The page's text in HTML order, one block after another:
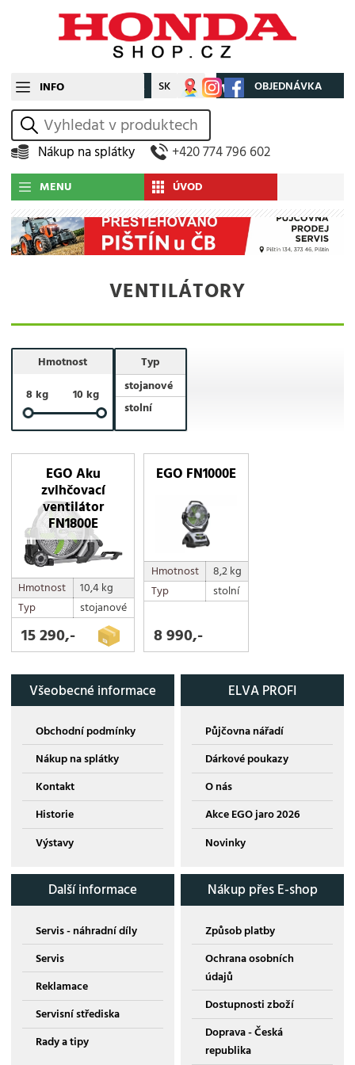
INFO CZ SK Můj účet OBJEDNÁVKA
vyhledat
Nákup na splátky +420 774 796 602
MENU ÚVOD
VENTILÁTORY
Hmotnost
8 kg
10 kg
Typ
stojanové
stolní
EGO Aku
zvlhčovací
ventilátor
FN1800E
Hmotnost
10,4 kg
Typ
stojanové
15 290,-
EGO FN1000E
Hmotnost
8,2 kg
Typ
stolní
8 990,-
Všeobecné informace
Obchodní podmínky
Nákup na splátky
Kontakt
Historie
Výstavy
ELVA PROFI
Půjčovna nářadí
Dárkové poukazy
O nás
Akce EGO jaro 2026
Novinky
Další informace
Servis - náhradní díly
Servis
Reklamace
Servisní střediska
Rady a tipy
Nákup přes E-shop
Způsob platby
Ochrana osobních
údajů
Dostupnosti zboží
Doprava - Česká
republika